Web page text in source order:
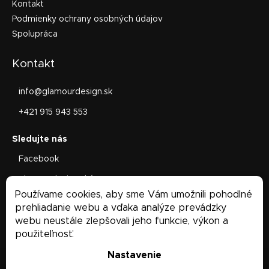
Používame cookies, aby sme Vám umožnili pohodlné
prehliadanie webu a vďaka analýze prevádzky
webu neustále zlepšovali jeho funkcie, výkon a
použiteľnosť.
Nastavenie
Kontakt
Podmienky ochrany osobných údajov
Spolupráca
Kontakt
info@glamourdesign.sk
+421 915 943 553
Facebook
Facebook